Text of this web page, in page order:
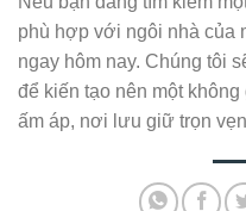
phù hợp với ngôi nhà của
ngay hôm nay. Chúng tôi
để kiến tạo nên một
ấm áp, nơi lưu giữ trọn